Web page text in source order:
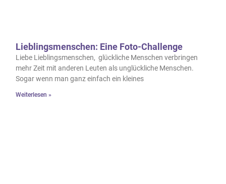
Lieblingsmenschen: Eine Foto-Challenge
Liebe Lieblingsmenschen, glückliche Menschen verbringen
mehr Zeit mit anderen Leuten als unglückliche Menschen.
Sogar wenn man ganz einfach ein kleines
Weiterlesen »